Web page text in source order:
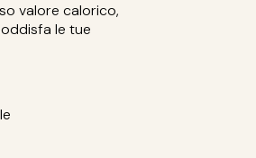
valore calorico,
le tue